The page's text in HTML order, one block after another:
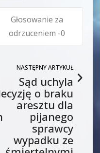
0
NASTĘPNY ARTYKUŁ
Sąd uchyla
o braku
aresztu dla
pijanego
sprawcy
wypadku ze